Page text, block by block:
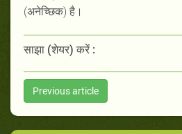
(अनेच्छिक) है।
साझा (शेयर) करें :
Previous article